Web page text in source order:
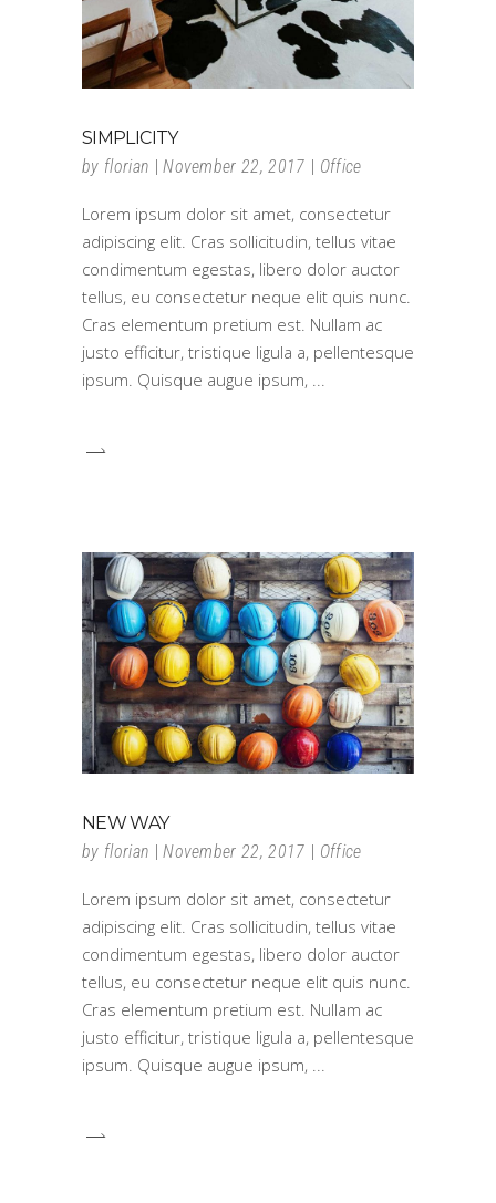
SIMPLICITY
by florian November 22, 2017 Office
Lorem ipsum dolor sit amet, consectetur
adipiscing elit. Cras sollicitudin, tellus vitae
condimentum egestas, libero dolor auctor
tellus, eu consectetur neque elit quis nunc.
Cras elementum pretium est. Nullam ac
justo efficitur, tristique ligula a, pellentesque
ipsum. Quisque augue ipsum,
NEW WAY
by florian November 22, 2017 Office
Lorem ipsum dolor sit amet, consectetur
adipiscing elit. Cras sollicitudin, tellus vitae
condimentum egestas, libero dolor auctor
tellus, eu consectetur neque elit quis nunc.
Cras elementum pretium est. Nullam ac
justo efficitur, tristique ligula a, pellentesque
ipsum. Quisque augue ipsum,